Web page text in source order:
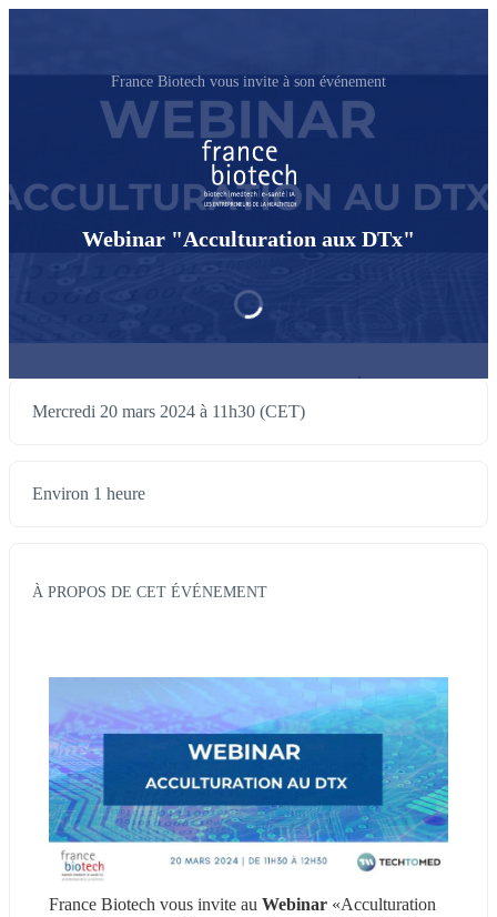
France Biotech vous invite à son événement
Webinar "Acculturation aux DTx"
Mercredi 20 mars 2024 à 11h30 (CET)
Environ 1 heure
À PROPOS DE CET ÉVÉNEMENT
France Biotech vous invite au Webinar «Acculturation